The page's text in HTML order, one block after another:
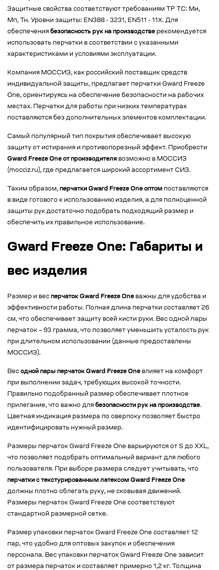
Защитные свойства соответствуют требованиям ТР ТС: Ми,
Мп, Тн. Уровни защиты: EN388 - 3231, EN511 - 11X. Для
обеспечения безопасность рук на производстве рекомендуется
использовать перчатки в соответствии с указанными
характеристиками и условиями эксплуатации.
Компания МОССИЗ, как российский поставщик средств
индивидуальной защиты, предлагает перчатки Gward Freeze
One, ориентируясь на обеспечение безопасности на рабочих
местах. Перчатки для работы при низких температурах
поставляются без дополнительных элементов комплектации.
Самый популярный тип покрытия обеспечивает высокую
защиту от истирания и противопорезный эффект. Приобрести
Gward Freeze One от производителя возможно в МОССИЗ
(mocciz.ru), где предлагается широкий ассортимент СИЗ.
Таким образом, перчатки Gward Freeze One оптом поставляются
в виде готового к использованию изделия, а для полноценной
защиты рук достаточно подобрать подходящий размер и
обеспечить их правильное использование.
Gward Freeze One: Габариты и
вес изделия
Размер и вес перчаток Gward Freeze One важны для удобства и
эффективности работы. Полная длина перчатки составляет 26
см, что обеспечивает защиту всей кисти руки. Вес одной пары
перчаток – 93 грамма, что позволяет уменьшить усталость рук
при длительном использовании (данные предоставлены
МОССИЗ).
Вес одной пары перчаток Gward Freeze One влияет на комфорт
при выполнении задач, требующих высокой точности.
Правильно подобранный размер обеспечивает плотное
прилегание, что важно для безопасности рук на производстве.
Цветная индикация размера по оверлоку позволяет быстро
идентифицировать нужный размер.
Размеры перчаток Gward Freeze One варьируются от S до XXL,
что позволяет подобрать оптимальный вариант для любого
пользователя. При выборе размера следует учитывать, что
перчатки с текстурированным латексом Gward Freeze One
должны плотно облегать руку, не сковывая движений.
Размеры перчаток Gward Freeze One соответствуют
стандартной размерной сетке.
Размер упаковки перчаток Gward Freeze One составляет 12
пар, что удобно для оптовых закупок и обеспечения
персонала. Вес упаковки перчаток Gward Freeze One зависит
от размера перчаток и составляет примерно 1,2 кг. Толщина